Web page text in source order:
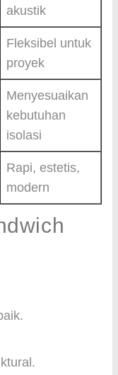
akustik
Fleksibel untuk
proyek
Menyesuaikan
kebutuhan
isolasi
Rapi, estetis,
modern